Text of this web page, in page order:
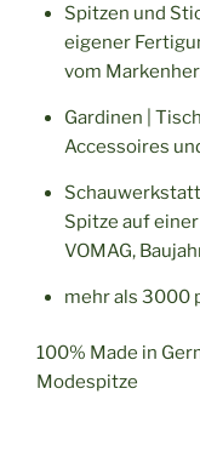
Spitzen und
eigener
vom
Gardinen |
Accessoires
Spitze auf
VOMAG,
mehr als 3000
100% Made in
Modespitze